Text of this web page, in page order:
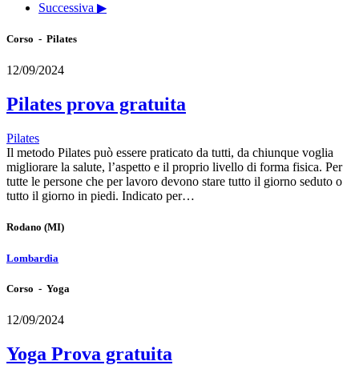
Successiva ▶
Corso - Pilates
12/09/2024
Pilates prova gratuita
Pilates
Il metodo Pilates può essere praticato da tutti, da chiunque voglia
migliorare la salute, l’aspetto e il proprio livello di forma fisica. Per
tutte le persone che per lavoro devono stare tutto il giorno seduto o
tutto il giorno in piedi. Indicato per…
Rodano (MI)
Lombardia
Corso - Yoga
12/09/2024
Yoga Prova gratuita